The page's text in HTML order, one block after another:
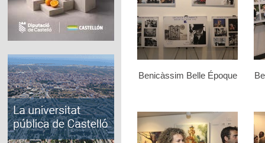
Benicàssim Belle Époque